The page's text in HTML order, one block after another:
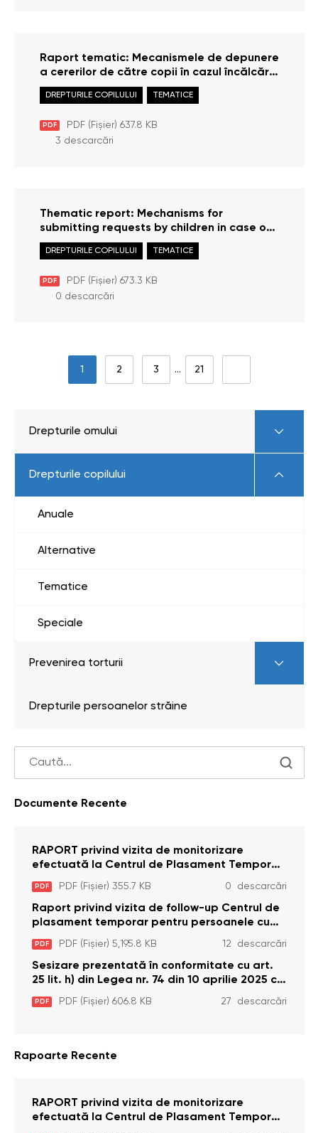
Raport tematic: Mecanismele de depunere
a cererilor de către copii în cazul încălcării
drepturilor acestora
PDF PDF (Fișier) 637.8 KB
DREPTURILE COPILULUI TEMATICE
3 descarcări
Thematic report: Mechanisms for
submitting requests by children in case of
violation of their rights
PDF PDF (Fișier) 673.3 KB
DREPTURILE COPILULUI TEMATICE
0 descarcări
1 2 3 … 21
Drepturile omului
Drepturile copilului
Anuale
Alternative
Tematice
Speciale
Prevenirea torturii
Drepturile persoanelor străine
Documente Recente
RAPORT privind vizita de monitorizare
efectuată la Centrul de Plasament Temporar
pentru Persoane cu Dizabilități (Adulte) din s.
Brînzeni, r. Edineț, din data de 25 mai 2026
PDF PDF (Fișier) 355.7 KB 0 descarcări
Raport privind vizita de follow-up Centrul de
plasament temporar pentru persoanele cu
dizabilități (adulte) Bădiceni, Soroca (11 iunie
2026)
PDF PDF (Fișier) 5,195.8 KB 12 descarcări
Sesizare prezentată în conformitate cu art.
25 lit. h) din Legea nr. 74 din 10 aprilie 2025 cu
privire la Curtea Constituțională şi art. 26 din
Legea cu privire la Avocatul Poporului
PDF PDF (Fișier) 606.8 KB 27 descarcări
Rapoarte Recente
RAPORT privind vizita de monitorizare
efectuată la Centrul de Plasament Temporar